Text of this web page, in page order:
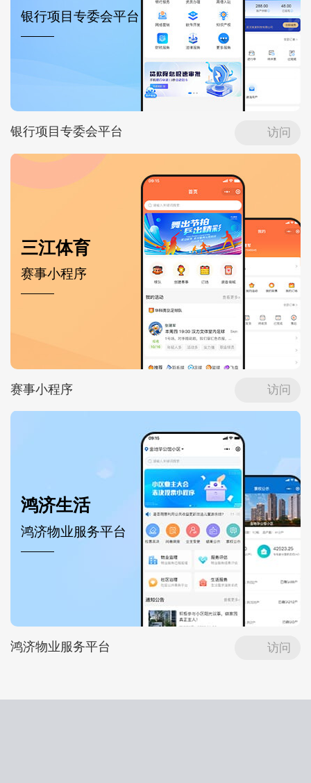
银行项目专委会平台
银行项目专委会平台 访问
三江体育
赛事小程序
赛事小程序 访问
鸿济生活
鸿济物业服务平台
鸿济物业服务平台 访问